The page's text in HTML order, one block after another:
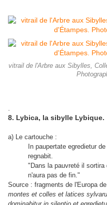
vitrail de l'Arbre aux Sibylles,
8. Lybica, la sibylle Lybique.
a) Le cartouche :
In paupertate egredietur
regnabit.
"Dans la pauvreté il
n'aura pas de fin."
Source : fragments de l'Europa
montes et colles et latices